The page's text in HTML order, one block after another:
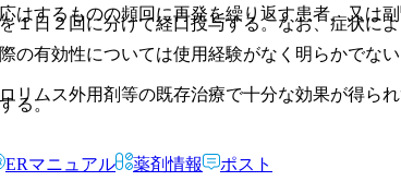
するものの頻回に再発を繰り返す患者、又は
有効性については使用経験がなく明らかでない
ムス外用剤等の既存治療で十分な効果が得ら
日２回に分けて経口投与する。なお、症状に
る。
ERマニュアル 薬剤情報 ポスト